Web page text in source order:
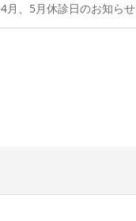
4月、5月休診日のお知らせ